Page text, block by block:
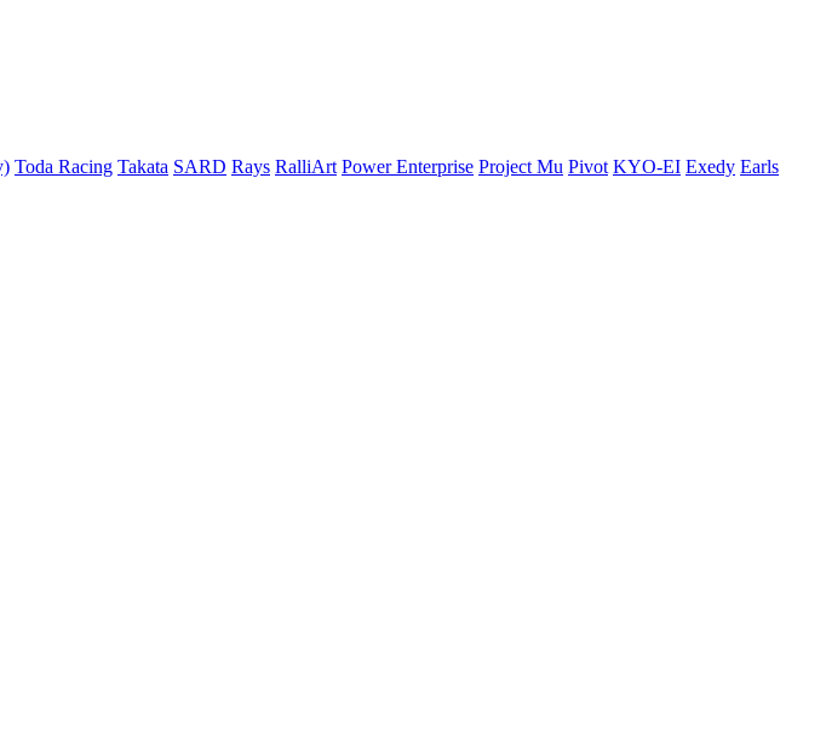
Toda Racing Takata SARD Rays RalliArt Power Enterprise Project Mu Pivot KYO-EI Exedy Earls